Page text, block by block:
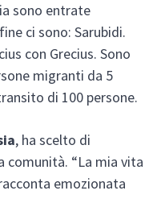
sono entrate
ci sono: Sarubidi.
con Grecius. Sono
migranti da 5
di 100 persone.
, ha scelto di
comunità. “La mia vita
emozionata